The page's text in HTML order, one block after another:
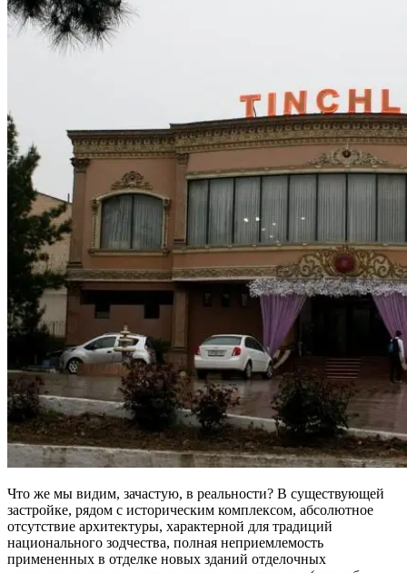
Что же мы видим, зачастую, в реальности? В существующей
застройке, рядом с историческим комплексом, абсолютное
отсутствие архитектуры, характерной для традиций
национального зодчества, полная неприемлемость
примененных в отделке новых зданий отделочных